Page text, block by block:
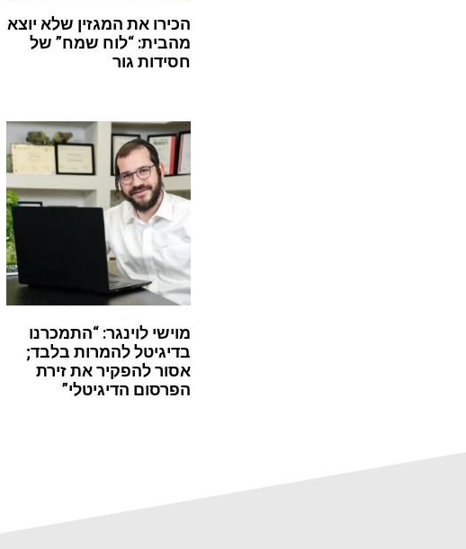
הכירו את המגזין שלא יוצא
מהבית: “לוח שמח” של
חסידות גור
מוישי לוינגר: “התמכרנו
בדיגיטל להמרות בלבד;
אסור להפקיר את זירת
הפרסום הדיגיטלי”